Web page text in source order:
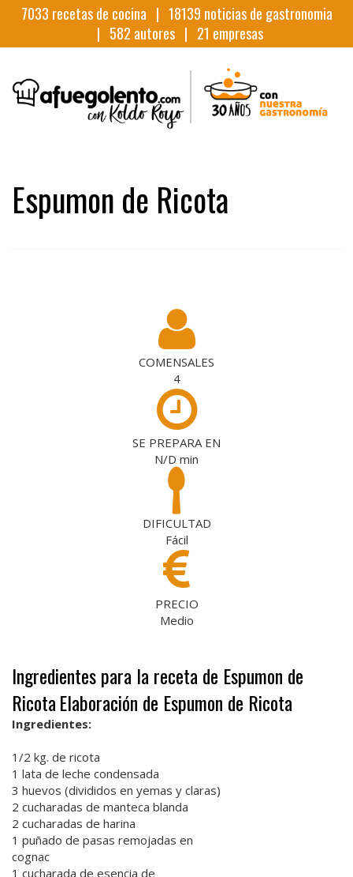
7033 recetas de cocina | 18139 noticias de gastronomia
| 582 autores | 21 empresas
Espumon de Ricota
COMENSALES
4
SE PREPARA EN
N/D min
DIFICULTAD
Fácil
PRECIO
Medio
Ingredientes para la receta de Espumon de
RicotaElaboración de Espumon de Ricota
Ingredientes:
1/2 kg. de ricota
1 lata de leche condensada
3 huevos (divididos en yemas y claras)
2 cucharadas de manteca blanda
2 cucharadas de harina
1 puñado de pasas remojadas en
cognac
1 cucharada de esencia de